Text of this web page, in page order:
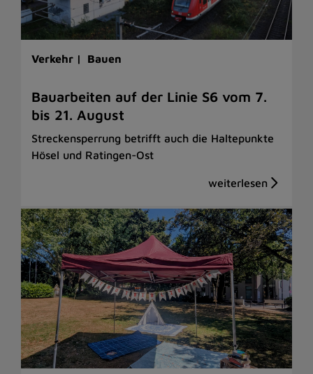
Verkehr | Bauen
Bauarbeiten auf der Linie S6 vom 7.
bis 21. August
Streckensperrung betrifft auch die Haltepunkte
Hösel und Ratingen-Ost